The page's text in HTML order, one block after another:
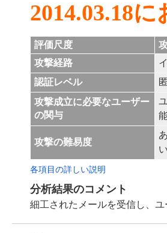
2014.03.18
評価尺度
攻撃経路
認証レベル
攻撃成立に必要なユーザー
の関与
攻撃の難易度
各項目の詳しい説明
分析結果のコメント
細工されたメールを受信し、